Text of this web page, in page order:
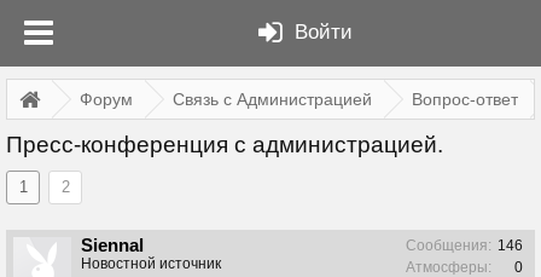
Войти
Форум Связь с Администрацией Вопрос-ответ
Пресс-конференция с администрацией.
1 2
Siennal
Новостной источник
Сообщения: 146
Атмосферы:
0